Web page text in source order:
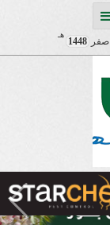
صفر 1448
هـ